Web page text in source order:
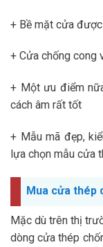
+ Bề mặt cửa
+ Cửa chống cong
+ Một ưu điểm
cách âm rất tốt
+ Mẫu mã đẹp,
lựa chọn mẫu cửa
Mua cửa thép
Mặc dù trên thị
dòng cửa thép